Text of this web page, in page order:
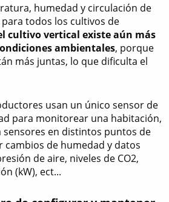
humedad y circulación de
todos los cultivos de
cultivo vertical existe aún más
ambientales, porque
más juntas, lo que dificulta el
usan un único sensor de
para monitorear una habitación,
en distintos puntos de
cambios de humedad y datos
de aire, niveles de CO2,
(kW), ect...